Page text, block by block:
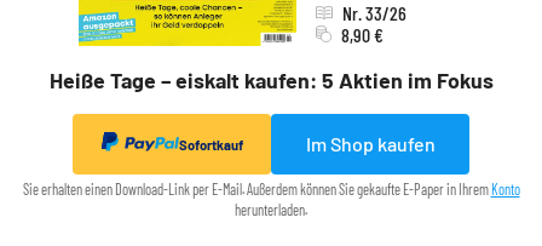
Heiße Tage – eiskalt kaufen: 5 Aktien im Fokus
Nr. 33/26
8,90 €
Sofortkauf Im Shop kaufen
Sie erhalten einen Download-Link per E-Mail. Außerdem können Sie gekaufte E-Paper in Ihrem Konto
herunterladen.